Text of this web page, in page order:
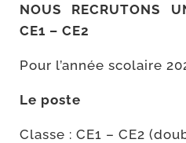
NOUS RECRUTONS
CE1 – CE2
Pour l’année sco­laire
Le poste
Classe : CE1 – CE2